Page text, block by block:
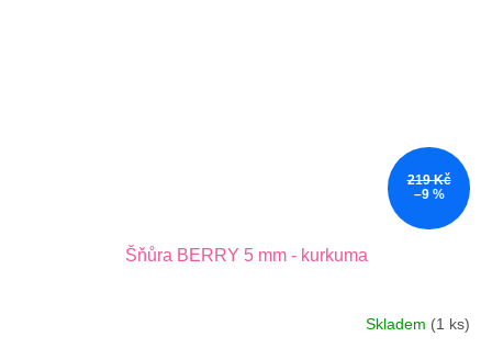
219 Kč
–9 %
Šňůra BERRY 5 mm - kurkuma
Skladem (1 ks)